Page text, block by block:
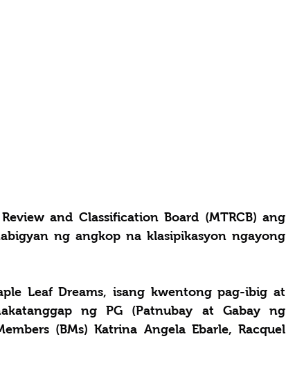
and Classification Board (MTRCB) ang
ng angkop na klasipikasyon ngayong
Leaf Dreams, isang kwentong pag-ibig at
ng PG (Patnubay at Gabay ng
(BMs) Katrina Angela Ebarle, Racquel